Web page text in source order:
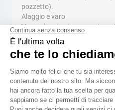
pozzetto).
Alaggio e varo
Varo, alaggio, rimessaggio su
pronta e professionale sempre
disponibile! Con travellift per
qualificati e disponibili AD vi
lavoro ed una sicurezza
necessità.
Alaggio e varo